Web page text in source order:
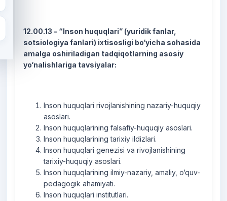
12.00.13 – “Inson huquqlari” (yuridik fanlar,
sotsiologiya fanlari) ixtisosligi bo‘yicha sohasida
amalga oshiriladigan tadqiqotlarning asosiy
yo‘nalishlariga tavsiyalar:
Inson huquqlari rivojlanishining nazariy-huquqiy
asoslari.
Inson huquqlarining falsafiy-huquqiy asoslari.
Inson huquqlarining tarixiy ildizlari.
Inson huquqlari genezisi va rivojlanishining
tarixiy-huquqiy asoslari.
Inson huquqlarining ilmiy-nazariy, amaliy, o‘quv-
pedagogik ahamiyati.
Inson huquqlari institutlari.